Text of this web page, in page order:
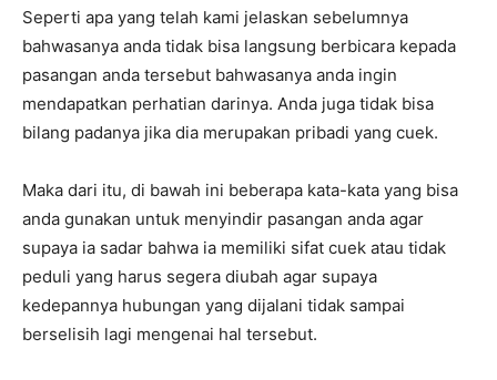
Seperti apa yang telah kami jelaskan sebelumnya
bahwasanya anda tidak bisa langsung berbicara kepada
pasangan anda tersebut bahwasanya anda ingin
mendapatkan perhatian darinya. Anda juga tidak bisa
bilang padanya jika dia merupakan pribadi yang cuek.
Maka dari itu, di bawah ini beberapa kata-kata yang bisa
anda gunakan untuk menyindir pasangan anda agar
supaya ia sadar bahwa ia memiliki sifat cuek atau tidak
peduli yang harus segera diubah agar supaya
kedepannya hubungan yang dijalani tidak sampai
berselisih lagi mengenai hal tersebut.